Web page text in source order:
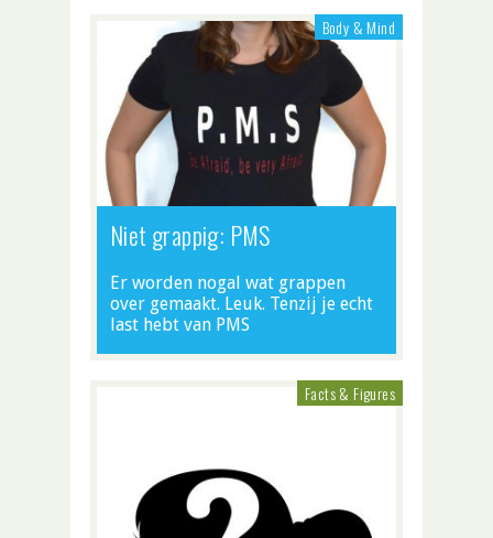
Body & Mind
Niet grappig: PMS
Er worden nogal wat grappen
over gemaakt. Leuk. Tenzij je echt
last hebt van PMS
Facts & Figures